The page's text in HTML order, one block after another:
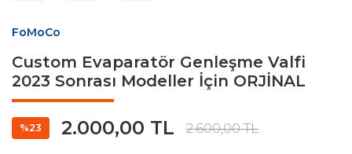
FoMoCo
Custom Evaparatör Genleşme Valfi
2023 Sonrası Modeller İçin ORJİNAL
%23 2.000,00 TL 2.600,00 TL